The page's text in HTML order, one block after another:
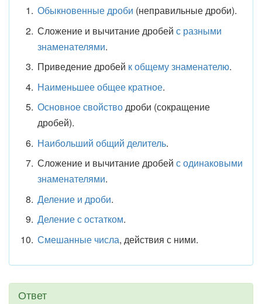
Обыкновенные дроби (неправильные дроби).
Сложение и вычитание дробей с разными
знаменателями.
Приведение дробей к общему знаменателю.
Наименьшее общее кратное.
Основное свойстводроби (сокращение
дробей).
Наибольший общий делитель.
Сложение и вычитание дробей с одинаковыми
знаменателями.
Деление и дроби.
Деление с остатком.
Смешанные числа, действия с ними.
Ответ